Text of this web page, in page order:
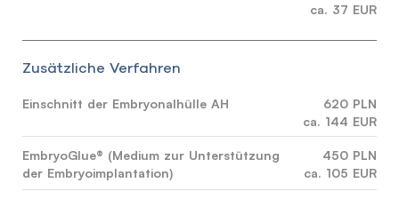
ca. 37 EUR
Zusätzliche Verfahren
Einschnitt der Embryonalhülle AH
620 PLN
ca. 144 EUR
EmbryoGlue® (Medium zur Unterstützung
der Embryoimplantation)
450 PLN
ca. 105 EUR